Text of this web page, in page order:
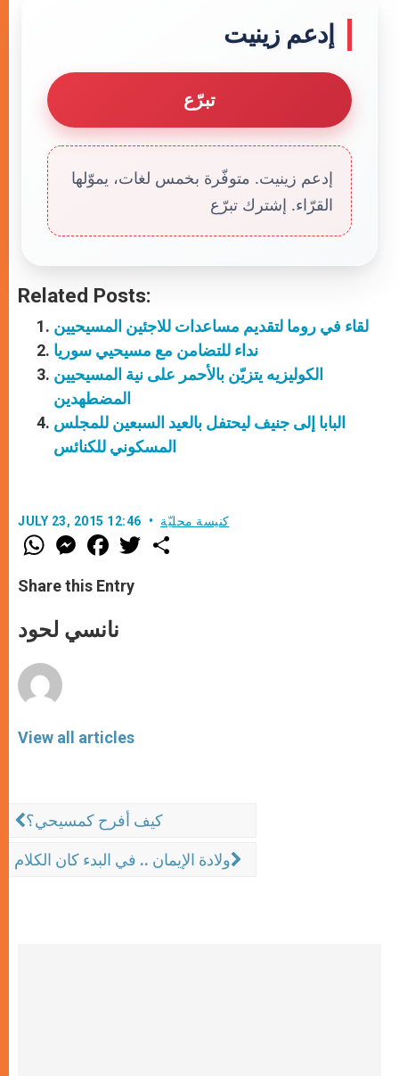
إدعم زينيت
تبرّع
إدعم زينيت. متوفّرة بخمس لغات، يموّلها
القرّاء. إشترك تبرّع
Related Posts:
لقاء في روما لتقديم مساعدات للاجئين المسيحيين
نداء للتضامن مع مسيحيي سوريا
الكوليزيه يتزيّن بالأحمر على نية المسيحيين
المضطهدين
البابا إلى جنيف ليحتفل بالعيد السبعين للمجلس
المسكوني للكنائس
JULY 23, 2015 12:46 كنيسة محليّة
W
h
t
s
p
p
M
e
s
e
e
F
a
e
b
o
k
w
Share this Entry
نانسي لحود
View all articles
كيف أفرح كمسيحي؟
ولادة الإيمان .. في البدء كان الكلام